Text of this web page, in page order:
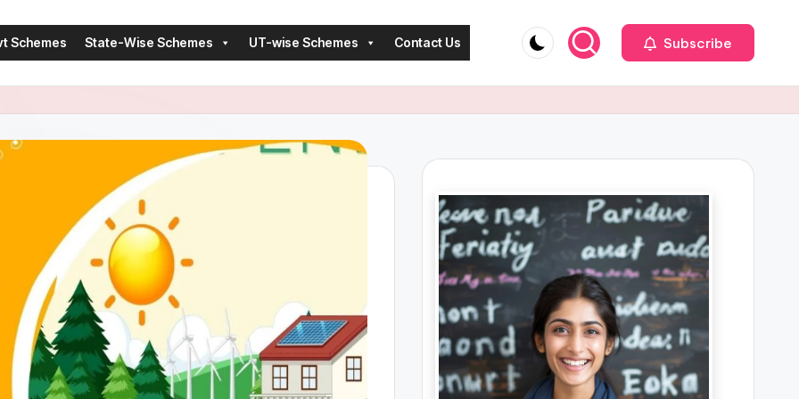
Schemes State-Wise Schemes UT-wise Schemes Contact Us Subscribe